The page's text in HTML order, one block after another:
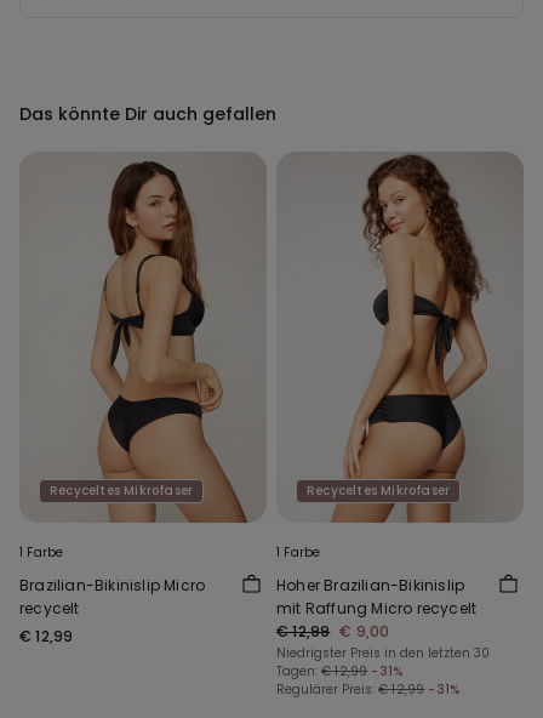
Das könnte Dir auch gefallen
Recyceltes Mikrofaser
1 Farbe
Brazilian-Bikinislip Micro
recycelt
€ 12,99
Recyceltes Mikrofaser
1 Farbe
Hoher Brazilian-Bikinislip
mit Raffung Micro recycelt
€ 12,99 € 9,00
Niedrigster Preis in den letzten 30
Tagen: € 12,99 -31%
Regulärer Preis: € 12,99 -31%